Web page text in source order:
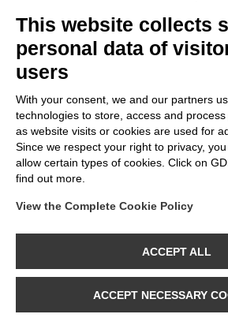
P09 - Ampoule LED
G125, E27, 12W, 2700K,
1521Lm, verre effet
porcelaine
CATALOGUE CONTACTS
P.IVA: 09813270015
This website collects
personal data of
users
With your consent, we and our partners
technologies to store, access and
as website visits or cookies are used for
Since we respect your right to privacy,
allow certain types of cookies. Click on
find out more.
View the Complete Cookie Policy
ACCEPT ALL
ACCEPT NECESSARY